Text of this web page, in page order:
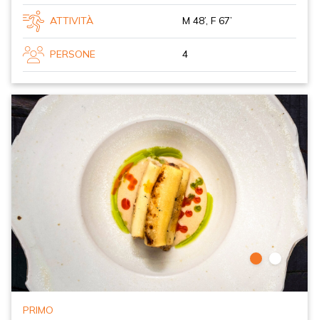
ATTIVITÀ M 48’, F 67’
PERSONE 4
PRIMO